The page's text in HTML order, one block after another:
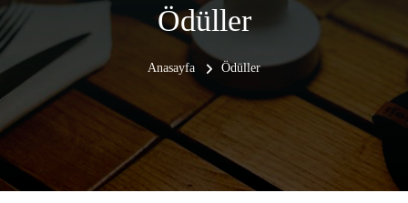
Ödüller
Anasayfa Ödüller